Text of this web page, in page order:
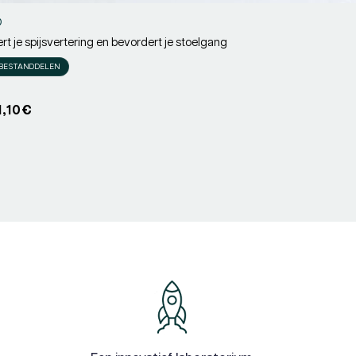
je spijsvertering en bevordert je stoelgang